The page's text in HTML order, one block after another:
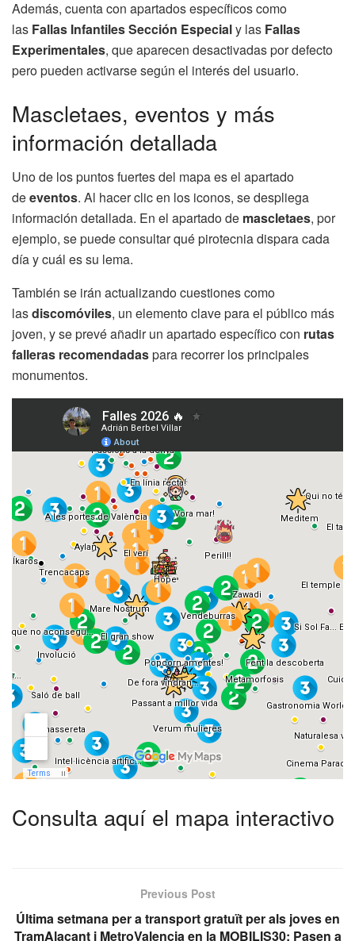
Además, cuenta con apartados específicos como
las Fallas Infantiles Sección Especialy las Fallas
Experimentales, que aparecen desactivadas por defecto
pero pueden activarse según el interés del usuario.
Mascletaes, eventos y más
información detallada
Uno de los puntos fuertes del mapa es el apartado
deeventos. Al hacer clic en los iconos, se despliega
información detallada. En el apartado de mascletaes, por
ejemplo, se puede consultar qué pirotecnia dispara cada
día y cuál es su lema.
También se irán actualizando cuestiones como
lasdiscomóviles, un elemento clave para el público más
joven, y se prevé añadir un apartado específico con rutas
falleras recomendadaspara recorrer los principales
monumentos.
Consulta aquí el mapa interactivo
Previous Post
Última setmana per a transport gratuït per als joves en
TramAlacant i MetroValencia en la MOBILIS30: Pasen a